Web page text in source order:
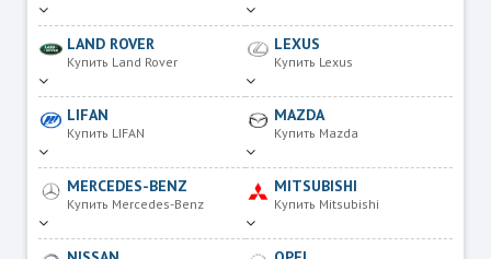
LAND ROVER
Купить Land Rover
LEXUS
Купить Lexus
LIFAN
Купить LIFAN
MAZDA
Купить Mazda
MERCEDES-BENZ
Купить Mercedes-Benz
MITSUBISHI
Купить Mitsubishi